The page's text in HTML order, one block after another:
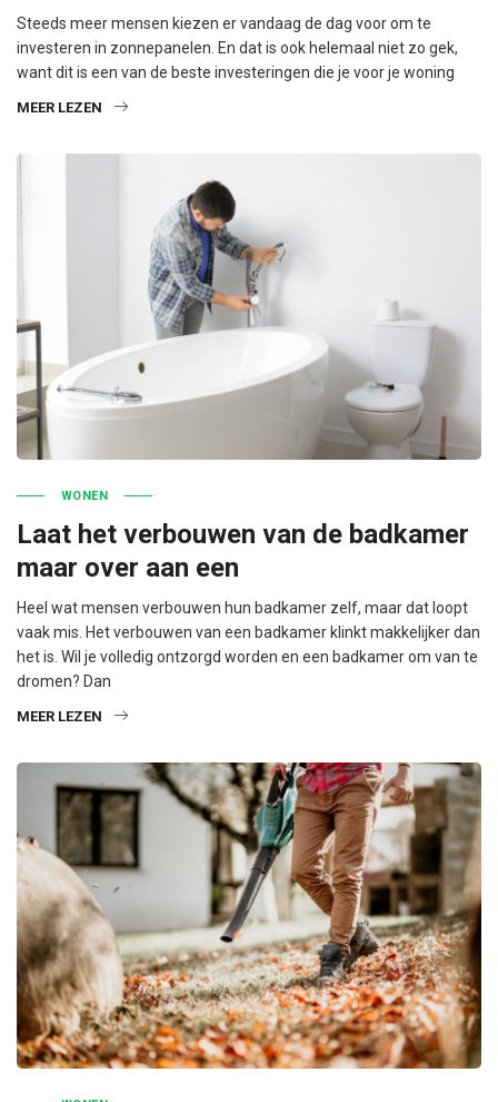
Steeds meer mensen kiezen er vandaag de dag voor om te
investeren in zonnepanelen. En dat is ook helemaal niet zo gek,
want dit is een van de beste investeringen die je voor je woning
MEER LEZEN
WONEN
Laat het verbouwen van de badkamer
maar over aan een
Heel wat mensen verbouwen hun badkamer zelf, maar dat loopt
vaak mis. Het verbouwen van een badkamer klinkt makkelijker dan
het is. Wil je volledig ontzorgd worden en een badkamer om van te
dromen? Dan
MEER LEZEN